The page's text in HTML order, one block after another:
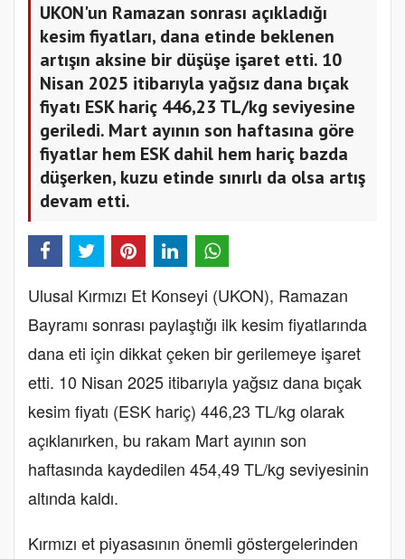
UKON'un Ramazan sonrası açıkladığı
kesim fiyatları, dana etinde beklenen
artışın aksine bir düşüşe işaret etti. 10
Nisan 2025 itibarıyla yağsız dana bıçak
fiyatı ESK hariç 446,23 TL/kg seviyesine
geriledi. Mart ayının son haftasına göre
fiyatlar hem ESK dahil hem hariç bazda
düşerken, kuzu etinde sınırlı da olsa artış
devam etti.
Ulusal Kırmızı Et Konseyi (UKON), Ramazan
Bayramı sonrası paylaştığı ilk kesim fiyatlarında
dana eti için dikkat çeken bir gerilemeye işaret
etti. 10 Nisan 2025 itibarıyla yağsız dana bıçak
kesim fiyatı (ESK hariç) 446,23 TL/kg olarak
açıklanırken, bu rakam Mart ayının son
haftasında kaydedilen 454,49 TL/kg seviyesinin
altında kaldı.
Kırmızı et piyasasının önemli göstergelerinden